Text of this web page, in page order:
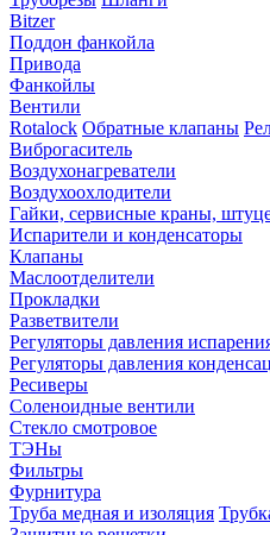
Bitzer
Поддон фанкойла
Привода
Фанкойлы
Вентили
Rotalock Обратные клапаны
Виброгаситель
Воздухонагреватели
Воздухоохлодители
Гайки, сервисные краны,
Испарители и конденсаторы
Клапаны
Маслоотделители
Прокладки
Разветвители
Регуляторы давления
Регуляторы давления
Ресиверы
Соленоидные вентили
Стекло смотровое
ТЭНы
Фильтры
Фурнитура
Труба медная и изоляция